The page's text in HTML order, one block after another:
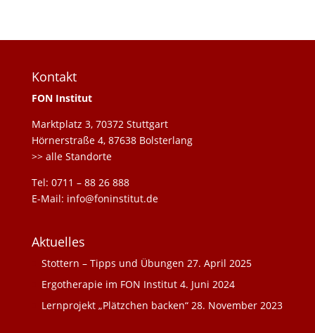
Kontakt
FON Institut
Marktplatz 3, 70372 Stuttgart
Hörnerstraße 4, 87638 Bolsterlang
>> alle Standorte
Tel: 0711 – 88 26 888
E-Mail: info@foninstitut.de
Aktuelles
Stottern – Tipps und Übungen 27. April 2025
Ergotherapie im FON Institut 4. Juni 2024
Lernprojekt „Plätzchen backen“ 28. November 2023